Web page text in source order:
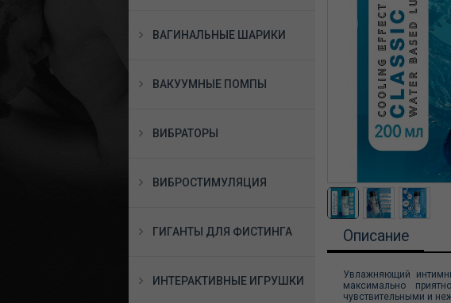
ВАГИНАЛЬНЫЕ ШАРИКИ
ВАКУУМНЫЕ ПОМПЫ
ВИБРАТОРЫ
ВИБРОСТИМУЛЯЦИЯ
ГИГАНТЫ ДЛЯ ФИСТИНГА
ИНТЕРАКТИВНЫЕ ИГРУШКИ
Описание
Увлажняющий
максимально
чувствительными и